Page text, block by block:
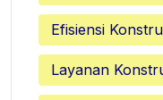
Efisiensi
Layanan